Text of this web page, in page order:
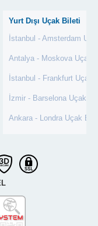
Yurt Dışı Uçak Bileti
İstanbul - Amsterdam
Antalya - Moskova Uçak
İstanbul - Frankfurt Uçak
İzmir - Barselona Uçak
Ankara - Londra Uçak